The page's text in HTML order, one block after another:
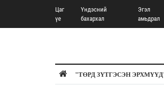
Цаг
үе
Үндэсний
бахархал
Эгэл
амьдрал
"ТӨРД ЗҮТГЭСЭН